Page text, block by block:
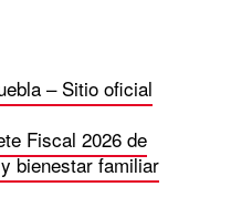
– Sitio oficial
Fiscal 2026 de
bienestar familiar